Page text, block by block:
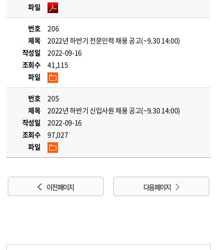
파일
번호
206
제목
2022년 하반기 전문인력 채용 공고(~9.30 14:00)
작성일
2022-09-16
조회수
41,115
파일
번호
205
제목
2022년 하반기 신입사원 채용 공고(~9.30 14:00)
작성일
2022-09-16
조회수
97,027
파일
이전 페이지 다음 페이지